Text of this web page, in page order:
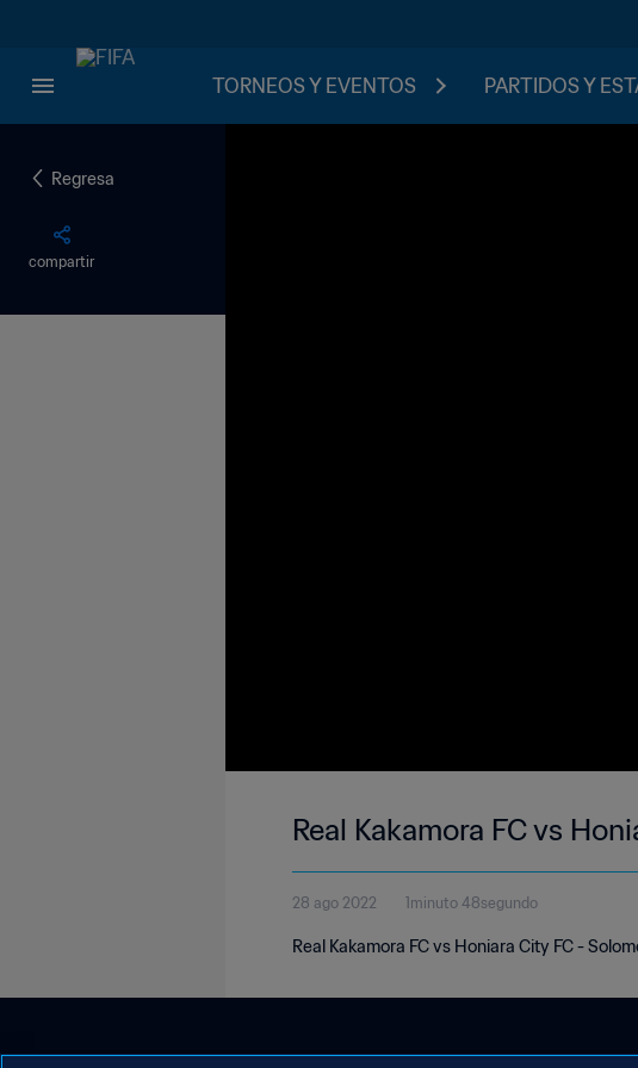
TORNEOS Y EVENTOS PARTIDOS Y
Regresa
compartir
Real Kakamora FC vs
28 ago 2022 1minuto 48segundo
Real Kakamora FC vs Honiara City FC -